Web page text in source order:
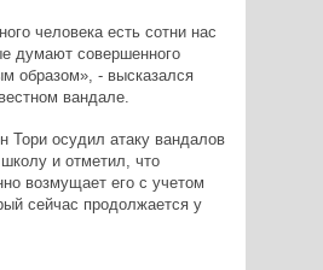
человека есть сотни нас
думают совершенного
образом», - высказался
вандале.
Тори осудил атаку вандалов
и отметил, что
возмущает его с учетом
сейчас продолжается у